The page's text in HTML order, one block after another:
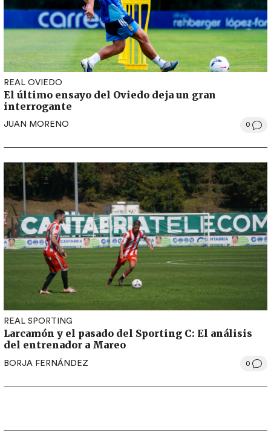
REAL OVIEDO
El último ensayo del Oviedo deja un gran
interrogante
JUAN MORENO 0
REAL SPORTING
Larcamón y el pasado del Sporting C: El análisis
del entrenador a Mareo
BORJA FERNÁNDEZ 0